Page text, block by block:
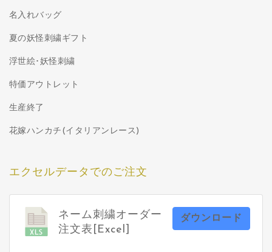
名入れバッグ
夏の妖怪刺繍ギフト
浮世絵･妖怪刺繍
特価アウトレット
生産終了
花嫁ハンカチ(イタリアンレース)
エクセルデータでのご注文
ネーム刺繍オーダー
注文表[Excel]
ダウンロード